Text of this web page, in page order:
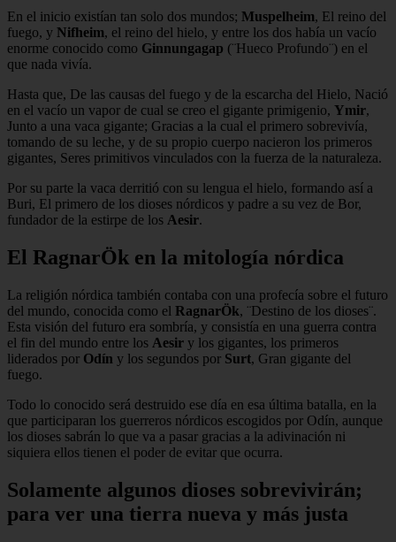
En el inicio existían tan solo dos mundos; Muspelheim, El reino del
fuego, y Nifheim, el reino del hielo, y entre los dos había un vacío
enorme conocido como Ginnungagap (¨Hueco Profundo¨) en el
que nada vivía.
Hasta que, De las causas del fuego y de la escarcha del Hielo, Nació
en el vacío un vapor de cual se creo el gigante primigenio, Ymir,
Junto a una vaca gigante; Gracias a la cual el primero sobrevivía,
tomando de su leche, y de su propio cuerpo nacieron los primeros
gigantes, Seres primitivos vinculados con la fuerza de la naturaleza.
Por su parte la vaca derritió con su lengua el hielo, formando así a
Buri, El primero de los dioses nórdicos y padre a su vez de Bor,
fundador de la estirpe de los Aesir.
El RagnarÖk en la mitología nórdica
La religión nórdica también contaba con una profecía sobre el futuro
del mundo, conocida como el RagnarÖk, ¨Destino de los dioses¨.
Esta visión del futuro era sombría, y consistía en una guerra contra
el fin del mundo entre los Aesir y los gigantes, los primeros
liderados por Odín y los segundos por Surt, Gran gigante del
fuego.
Todo lo conocido será destruido ese día en esa última batalla, en la
que participaran los guerreros nórdicos escogidos por Odín, aunque
los dioses sabrán lo que va a pasar gracias a la adivinación ni
siquiera ellos tienen el poder de evitar que ocurra.
Solamente algunos dioses sobrevivirán;
para ver una tierra nueva y más justa